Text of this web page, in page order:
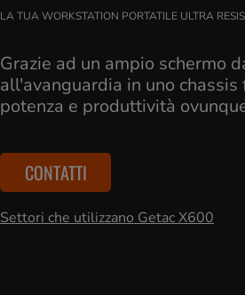
LA TUA WORKSTATION PORTATILE ULTRA
Grazie ad un ampio schermo
all'avanguardia in uno
potenza e produttività
CONTATTI
Settori che utilizzano Getac X600